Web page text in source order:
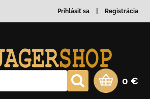
Prihlásiť sa Registrácia
0 €